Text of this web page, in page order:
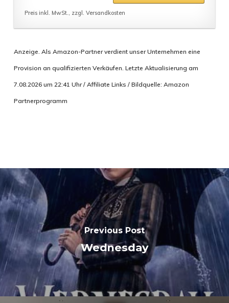
Preis inkl. MwSt., zzgl. Versandkosten
Anzeige. Als Amazon-Partner verdient unser Unternehmen eine
Provision an qualifizierten Verkäufen. Letzte Aktualisierung am
7.08.2026 um 22:41 Uhr / Affiliate Links / Bildquelle: Amazon
Partnerprogramm
Previous Post
Wednesday